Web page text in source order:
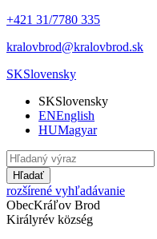
+421 31/7780 335
kralovbrod@kralovbrod.sk
SKSlovensky
SKSlovensky
ENEnglish
HUMagyar
Hľadať
rozšírené vyhľadávanie
ObecKráľov Brod
Királyrév község